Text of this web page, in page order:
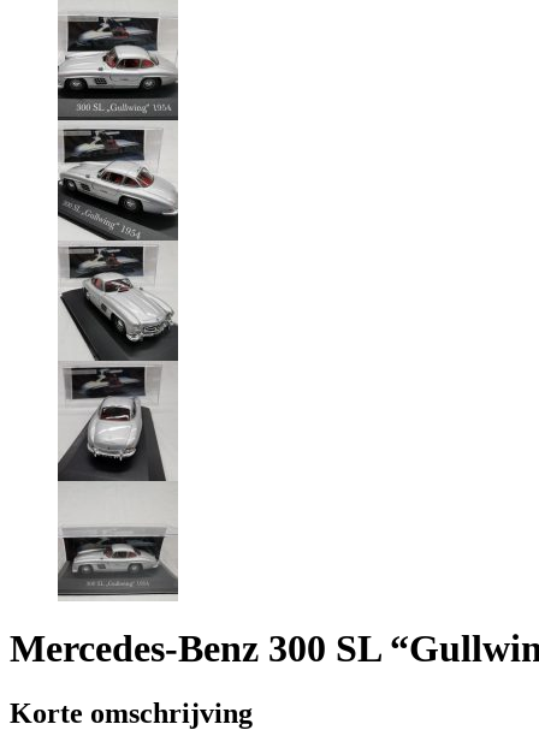
Mercedes-Benz 300 SL
Korte omschrijving